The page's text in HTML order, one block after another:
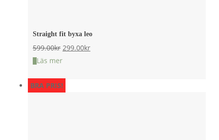
Straight fit byxa leo
599.00kr Det
ursprungliga
var:
299.00krDet
Läs mer
BRA PRIS!